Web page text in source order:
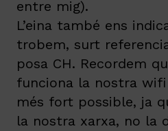
entre mig).
L’eina també ens
trobem, surt
posa CH. Recordem
funciona la nostra wifi
més fort possible, ja
la nostra xarxa, no la